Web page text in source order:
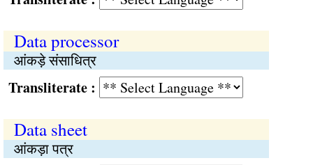
Data processor
आंकड़े संसाधित्र
:
Data sheet
आंकड़ा पत्र